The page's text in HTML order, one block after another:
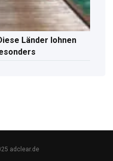
Länder lohnen
adclear.de